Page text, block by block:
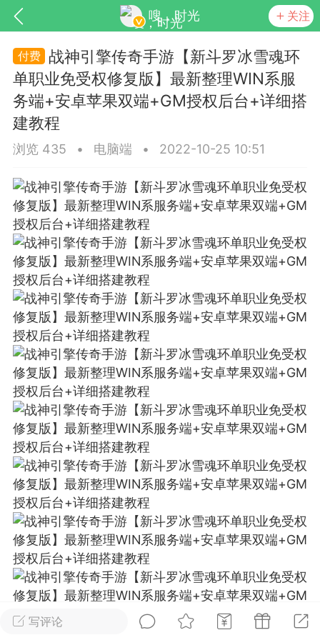
嗖，时光 关注
基于wordpress开发 你所看见
更新 商城
排行 在线 小黑屋
实时动态 直播
Lv.8 极品会员 靓号
黑凤梨
电脑端 外挂制作
该内容只允许登录的用户查看
写评论
战神引擎传奇手游【新斗罗冰雪魂环
单职业免受权修复版】最新整理WIN系服
务端+安卓苹果双端+GM授权后台+详细搭
建教程
浏览 435 • 电脑端 • 2022-10-25 10:51